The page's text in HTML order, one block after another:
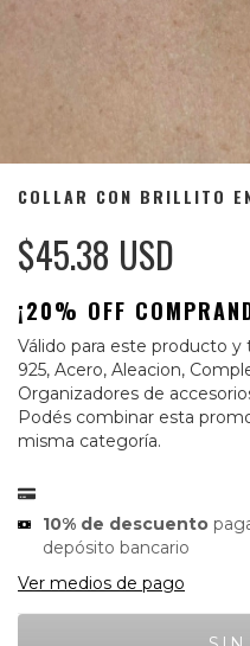
COLLAR CON BRILLITO
$45.38 USD
¡20% OFF
Válido para este producto
925, Acero, Aleacion,
Organizadores de
Podés combinar esta
misma categoría.
10% de descuento
depósito bancario
Ver medios de pago